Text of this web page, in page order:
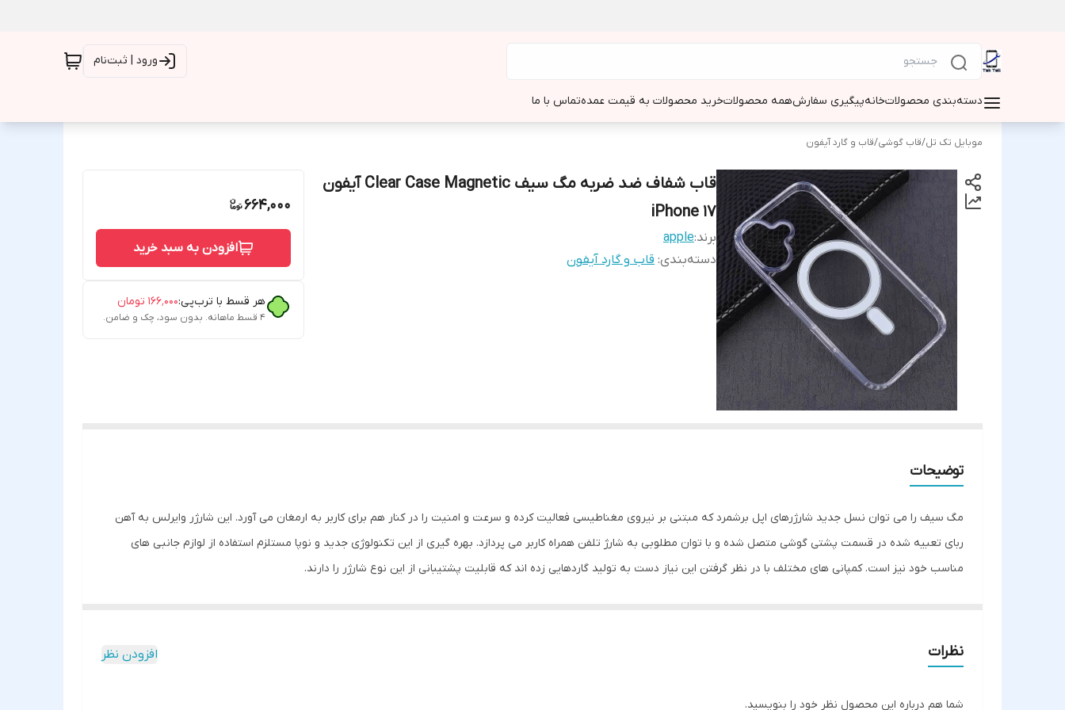
ورود | ثبت‌نام
دسته‌بندی محصولاتخانهپیگیری سفارشهمه محصولاتخرید محصولات به قیمت عمدهتماس با ما
موبایل تک تل/قاب گوشی/قاب و گارد آیفون
قاب شفاف ضد ضربه مگ سیف Clear Case Magnetic آیفون
iPhone 17
برند:apple
دسته‌بندی: قاب و گارد آیفون
664,000
افزودن به سبد خرید
هر قسط با ترب‌پی:۱۶۶٬۰۰۰ تومان
۴ قسط ماهانه. بدون سود، چک و ضامن.
توضیحات
مگ سیف را می توان نسل جدید شارژرهای اپل برشمرد که مبتنی بر نیروی مغناطیسی فعالیت کرده و سرعت و امنیت را در کنار هم برای کاربر به ارمغان می آورد. این شارژر وایرلس به آهن
ربای تعبیه شده در قسمت پشتی گوشی متصل شده و با توان مطلوبی به شارژ تلفن همراه کاربر می پردازد. بهره گیری از این تکنولوژی جدید و نوپا مستلزم استفاده از لوازم جانبی های
مناسب خود نیز است. کمپانی های مختلف با در نظر گرفتن این نیاز دست به تولید گاردهایی زده اند که قابلیت پشتیبانی از این نوع شارژر را دارند.
نظرات افزودن نظر
شما هم درباره این محصول نظر خود را بنویسید.